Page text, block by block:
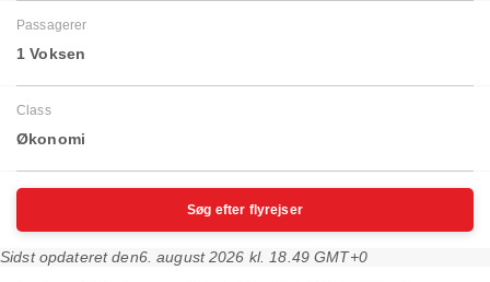
Passagerer
1 Voksen
Class
Økonomi
Søg efter flyrejser
Sidst opdateret den6. august 2026 kl. 18.49 GMT+0